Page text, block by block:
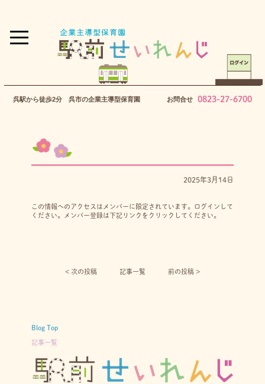
呉駅から徒歩2分 呉市の企業主導型保育園 お問合せ 0823-27-6700
2025年3月14日
この情報へのアクセスはメンバーに限定されています。ログインして
ください。メンバー登録は下記リンクをクリックしてください。
< 次の投稿︎ 記事一覧 前の投稿 >
Blog Top
記事一覧